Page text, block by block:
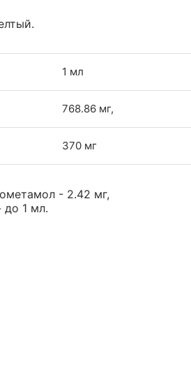
1 мл
768.86 мг,
370 мг
- 2.42 мг,
до 1 мл.